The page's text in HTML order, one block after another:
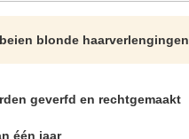
blonde haarverlengingen
geverfd en rechtgemaakt
één jaar